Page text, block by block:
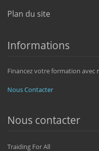
Plan du site
Informations
Financez votre formation
Nous Contacter
Nous contacter
Traiding For All